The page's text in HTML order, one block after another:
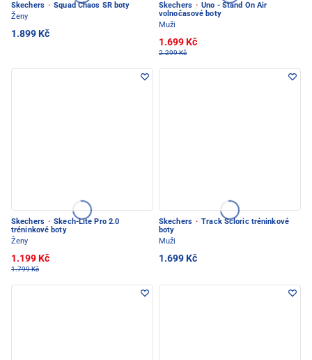
Skechers · Squad Chaos SR boty
Ženy
1.899 Kč
Skechers · Uno - Stand On Air
volnočasové boty
Muži
1.699 Kč
2.299 Kč
Skechers · Skech-Lite Pro 2.0
tréninkové boty
Ženy
1.199 Kč
1.799 Kč
Skechers · Track Scloric tréninkové
boty
Muži
1.699 Kč